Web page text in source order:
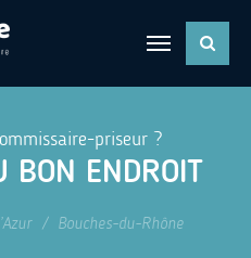
priseur ?
BON ENDROIT
Bouches-du-Rhône